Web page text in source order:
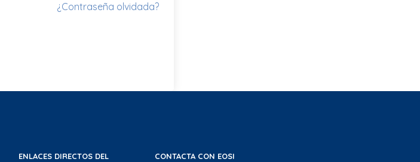
¿Contraseña olvidada?
ENLACES DIRECTOS DEL
CONTACTA CON EOSI